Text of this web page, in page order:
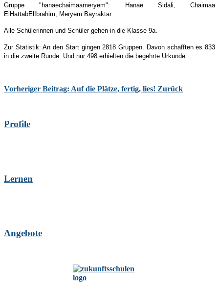
Gruppe "hanaechaimaameryem": Hanae Sidali, Chaimaa
ElHattabElIbrahim, Meryem Bayraktar
Alle Schülerinnen und Schüler gehen in die Klasse 9a.
Zur Statistik: An den Start gingen 2818 Gruppen. Davon schafften es 833
in die zweite Runde. Und nur 498 erhielten die begehrte Urkunde.
Vorheriger Beitrag: Auf die Plätze, fertig, lies! Zurück
Profile
Lernen
Angebote